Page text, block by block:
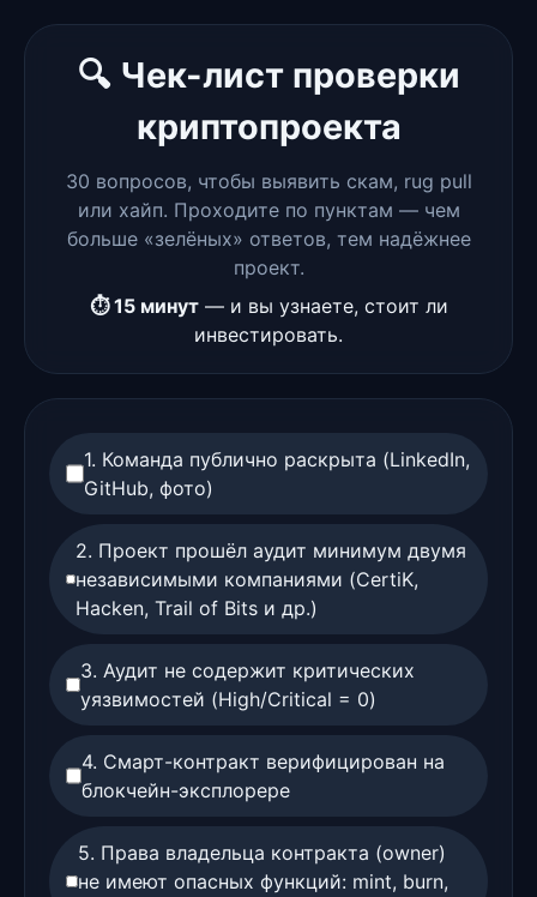
🔍 Чек-лист проверки
криптопроекта
30 вопросов, чтобы выявить скам, rug pull
или хайп. Проходите по пунктам — чем
больше «зелёных» ответов, тем надёжнее
проект.
⏱️ 15 минут— и вы узнаете, стоит ли
инвестировать.
1. Команда публично раскрыта (LinkedIn,
GitHub, фото)
2. Проект прошёл аудит минимум двумя
независимыми компаниями (CertiK,
Hacken, Trail of Bits и др.)
3. Аудит не содержит критических
уязвимостей (High/Critical = 0)
4. Смарт-контракт верифицирован на
блокчейн-эксплорере
5. Права владельца контракта (owner)
не имеют опасных функций: mint, burn,